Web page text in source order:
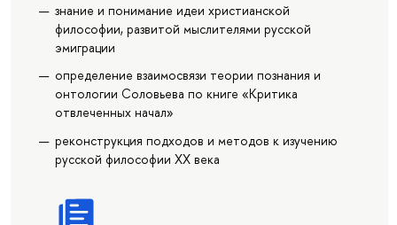
знание и понимание идеи христианской
философии, развитой мыслителями русской
эмиграции
определение взаимосвязи теории познания и
онтологии Соловьева по книге «Критика
отвлеченных начал»
реконструкция подходов и методов к изучению
русской философии XX века